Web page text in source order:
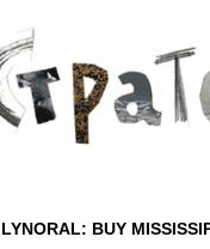
LYNORAL: BUY